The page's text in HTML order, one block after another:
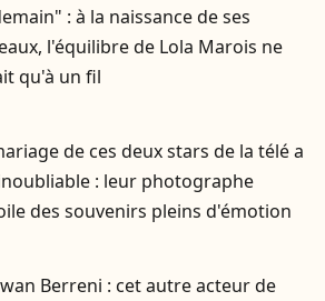
: à la naissance de ses
l'équilibre de Lola Marois ne
qu'à un fil
de ces deux stars de la télé a
: leur photographe
des souvenirs pleins d'émotion
Berreni : cet autre acteur de